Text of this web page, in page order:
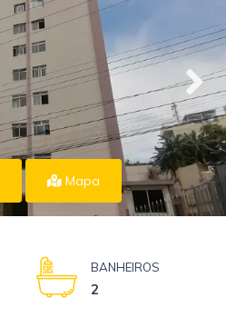
Mapa
BANHEIROS
2